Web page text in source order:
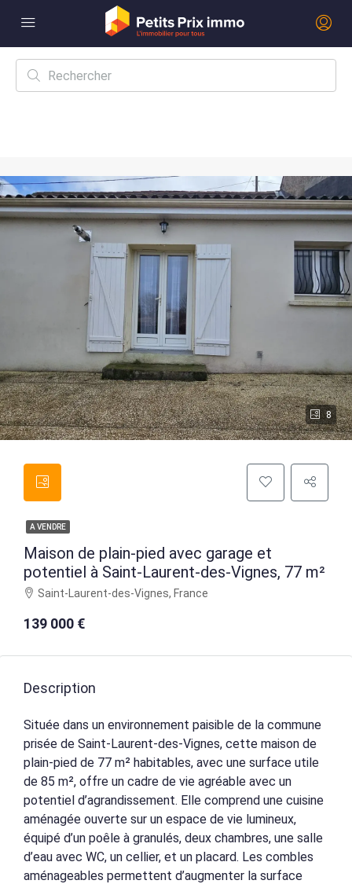
8
A VENDRE
Maison de plain-pied avec garage et
potentiel à Saint-Laurent-des-Vignes, 77 m²
Saint-Laurent-des-Vignes, France
139 000 €
Description
Située dans un environnement paisible de la commune
prisée de Saint-Laurent-des-Vignes, cette maison de
plain-pied de 77 m² habitables, avec une surface utile
de 85 m², offre un cadre de vie agréable avec un
potentiel d’agrandissement. Elle comprend une cuisine
aménagée ouverte sur un espace de vie lumineux,
équipé d’un poêle à granulés, deux chambres, une salle
d’eau avec WC, un cellier, et un placard. Les combles
aménageables permettent d’augmenter la surface